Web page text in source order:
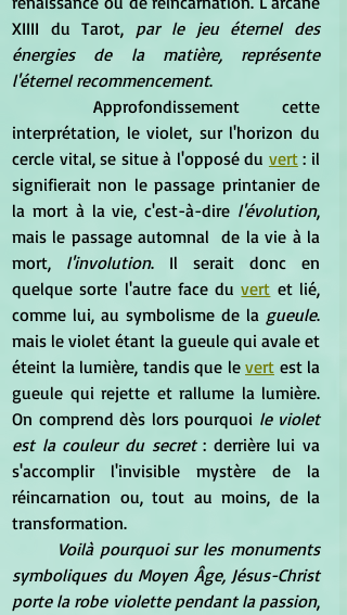
XIIII du Tarot, par le jeu éternel des
énergies de la matière, représente
l'éternel recommencement.
interprétation, le violet, sur l'horizon du
cercle vital, se situe à l'opposé du vert : il
signifierait non le passage printanier de
la mort à la vie, c'est-à-dire l'évolution,
mais le passage automnal  de la vie à la
mort, l'involution. Il serait donc en
quelque sorte l'autre face du vert et lié,
comme lui, au symbolisme de la gueule.
mais le violet étant la gueule qui avale et
éteint la lumière, tandis que le vert est la
gueule qui rejette et rallume la lumière.
On comprend dès lors pourquoi le violet
est la couleur du secret : derrière lui va
s'accomplir l'invisible mystère de la
réincarnation ou, tout au moins, de la
transformation.
Voilà pourquoi sur les monuments
symboliques du Moyen Âge, Jésus-Christ
porte la robe violette pendant la passion,